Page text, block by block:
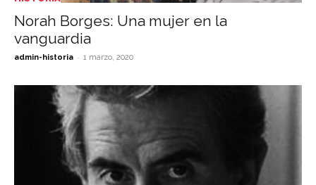
Norah Borges: Una mujer en la
vanguardia
admin-historia - 1 marzo, 2020